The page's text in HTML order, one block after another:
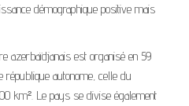
démographique positive mais
azerbaïdjanais est organisé en 59
république autonome, celle du
km². Le pays se divise également